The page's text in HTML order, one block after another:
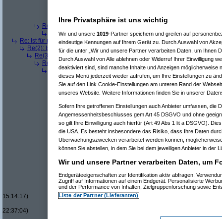
Re(7): Ist für mich ein Benzin- oder ein Dieselmotor
Re(4): Ist für mich ein Benzin- oder ein Dieselmotor geeigneter?
Re(5): Ist für mich ein Benzin- oder ein Dieselmotor geeigneter?
Re: Ist für mich ein Benzin- oder ein Dieselmotor geeigneter?(Superfast
Re(2): Ist für mich ein Benzin- oder ein Dieselmotor geeigneter?( dizo
Re(3): Ist für mich ein Benzin- oder ein Dieselmotor geeigneter?
Re(4): Ist für mich ein Benzin- oder ein Dieselmotor geeigneter? (
Re(5): Ist für mich ein Benzin- oder ein Dieselmotor geeigneter?
Re(6): Ist für mich ein Benzin- oder ein Dieselmotor
Re(7): Ist für mich ein Benzin- oder ein Dieselmotor
Re(8): Ist für mich ein Benzin- oder ein Dieselmotor
Re(10): Ist für mich ein Benzin- oder ein
Re(11): Ist für mich ein Benzin- oder ein
Re(11): Ist für mich ein Benzin- oder ein
Re(7): Ist für mich ein Benzin- oder ein Dieselmotor
Re(7): Ist für mich ein Benzin- oder ein Dieselmotor
Re(8): Ist für mich ein Benzin- oder ein Dieselmotor
Re(9): Ist für mich ein Benzin- oder ein Dieselmotor
Re(10): Ist für mich ein Benzin- oder ein
Re(11): Ist für mich ein Benzin- oder ein
Re(12): Ist für mich ein Benzin- oder ein
Re(13): Ist für mich ein Benzin- oder ein
Re(14): Ist für mich ein Benzin- oder
15:14:17)
22:37:04)
Ihre Privatsphäre ist uns wichtig
Wir und unsere 1019-Partner speichern und greifen auf
eindeutige Kennungen auf Ihrem Gerät zu. Durch Auswahl von
für die unter „Wir und unsere Partner verarbeiten Daten, um Ihnen
Durch Auswahl von Alle ablehnen oder Widerruf Ihrer Einwilligung
deaktiviert sind, sind manche Inhalte und Anzeigen möglicherweise
dieses Menü jederzeit wieder aufrufen, um Ihre Einstellungen zu
Sie auf den Link Cookie-Einstellungen am unteren Rand der
unseres Website. Weitere Informationen finden Sie in unserer
Sofern Ihre getroffenen Einstellungen auch Anbieter umfassen, die
Angemessenheitsbeschlusses gem Art 45 DSGVO und ohne
so gilt Ihre Einwilligung auch hierfür (Art 49 Abs 1 lit a DSGVO).
die USA. Es besteht insbesondere das Risiko, dass Ihre Daten
Überwachungszwecken verarbeitet werden können,
können Sie abstellen, in dem Sie bei dem jeweiligen Anbieter in der
Wir und unsere Partner verarbeiten Daten, um
Endgeräteeigenschaften zur Identifikation aktiv abfragen.
Zugriff auf Informationen auf einem Endgerät. Personalisierte
und der Performance von Inhalten, Zielgruppenforschung sowie
Liste der Partner (Lieferanten)